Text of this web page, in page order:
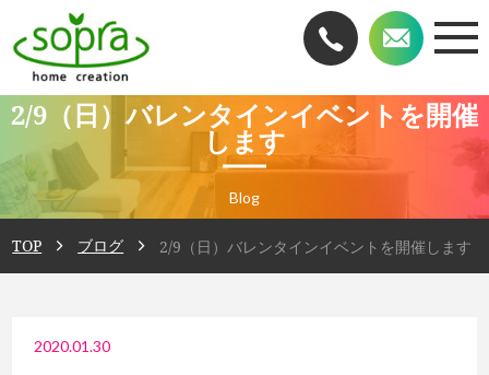
2/9（日）バレンタインイベントを開催
します
Blog
TOP ブログ 2/9（日）バレンタインイベントを開催します
2020.01.30